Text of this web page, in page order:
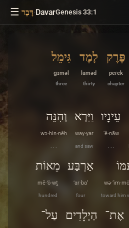
☰ דָּבָר·DavarGenesis 33:1
פֶּרֶק
peɾek
chapter
לָמֶד
laməd
thirty
גִּימֵל
ɡɪməl
three
עֵינָיו
‘ê·nāw
. . .
וַיַּרְא
way·yar
and saw
וְהִנֵּה
wə·hin·nêh
. . .
toward him
אַרְבַּע
’ar·ba‘
four
מֵאוֹת
mê·’ō·wṯ
hundred
אֶת־ הַיְלָדִים עַל־